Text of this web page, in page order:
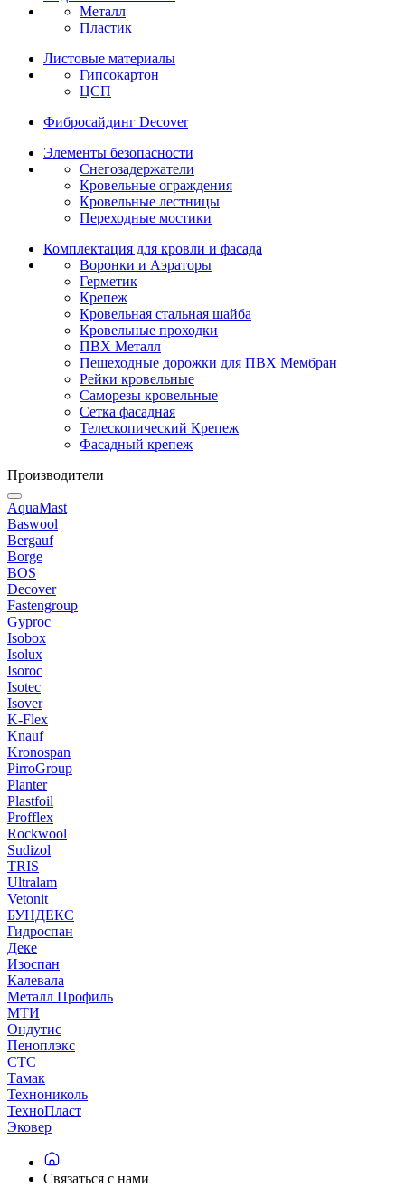
Металл
Пластик
Листовые материалы
Гипсокартон
ЦСП
Фибросайдинг Decover
Элементы безопасности
Снегозадержатели
Кровельные ограждения
Кровельные лестницы
Переходные мостики
Комплектация для кровли и фасада
Воронки и Аэраторы
Герметик
Крепеж
Кровельная стальная шайба
Кровельные проходки
ПВХ Металл
Пешеходные дорожки для ПВХ Мембран
Рейки кровельные
Саморезы кровельные
Сетка фасадная
Телескопический Крепеж
Фасадный крепеж
Производители
AquaMast
Baswool
Bergauf
Borge
BOS
Decover
Fastengroup
Gyproc
Isobox
Isolux
Isoroc
Isotec
Isover
K-Flex
Knauf
Kronospan
PirroGroup
Planter
Plastfoil
Profflex
Rockwool
Sudizol
TRIS
Ultralam
Vetonit
БУНДЕКС
Гидроспан
Деке
Изоспан
Калевала
Металл Профиль
МТИ
Ондутис
Пеноплэкс
СТС
Тамак
Технониколь
ТехноПласт
Эковер
Связаться с нами